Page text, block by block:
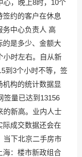
心，晚上8时，10个
约的客户在休息
务中心负责人 高
的是多少、金额大
小时左右。自从新
到3个小时不等，签
构的统计数据显
签量已达到13156
的新高。业内人士
成交数据还会在
当下北京二手房市
海：楼市新政组合